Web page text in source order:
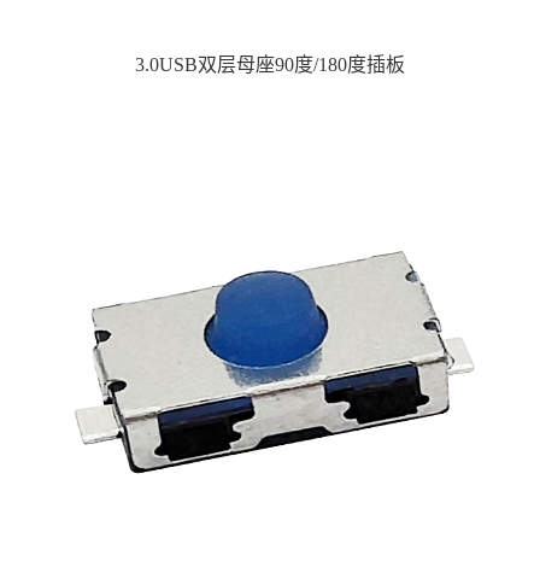
3.0USB双层母座90度/180度插板